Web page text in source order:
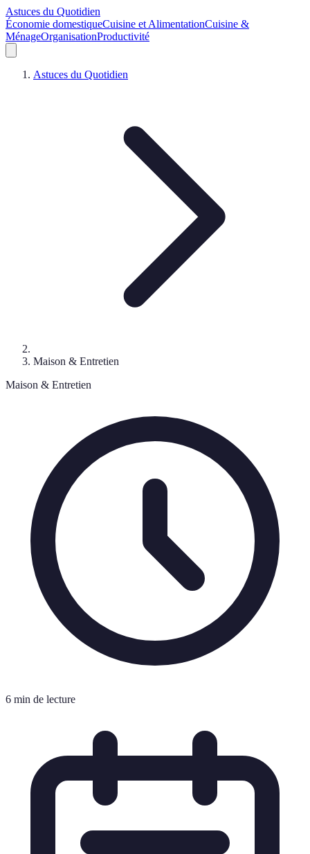
Astuces du Quotidien
Économie domestiqueCuisine et AlimentationCuisine &
MénageOrganisationProductivité
Astuces du Quotidien
Maison & Entretien
Maison & Entretien
6 min de lecture